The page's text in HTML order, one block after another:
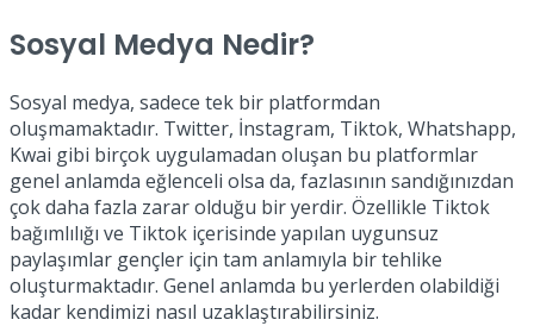
Sosyal Medya Nedir?
Sosyal medya, sadece tek bir platformdan
oluşmamaktadır. Twitter, İnstagram, Tiktok, Whatshapp,
Kwai gibi birçok uygulamadan oluşan bu platformlar
genel anlamda eğlenceli olsa da, fazlasının sandığınızdan
çok daha fazla zarar olduğu bir yerdir. Özellikle Tiktok
bağımlılığı ve Tiktok içerisinde yapılan uygunsuz
paylaşımlar gençler için tam anlamıyla bir tehlike
oluşturmaktadır. Genel anlamda bu yerlerden olabildiği
kadar kendimizi nasıl uzaklaştırabilirsiniz.